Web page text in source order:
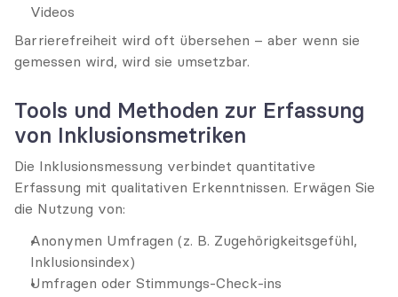
Videos
Barrierefreiheit wird oft übersehen – aber wenn sie
gemessen wird, wird sie umsetzbar.
Tools und Methoden zur Erfassung
von Inklusionsmetriken
Die Inklusionsmessung verbindet quantitative
Erfassung mit qualitativen Erkenntnissen. Erwägen Sie
die Nutzung von:
Anonymen Umfragen (z. B. Zugehörigkeitsgefühl,
Inklusionsindex)
Umfragen oder Stimmungs-Check-ins